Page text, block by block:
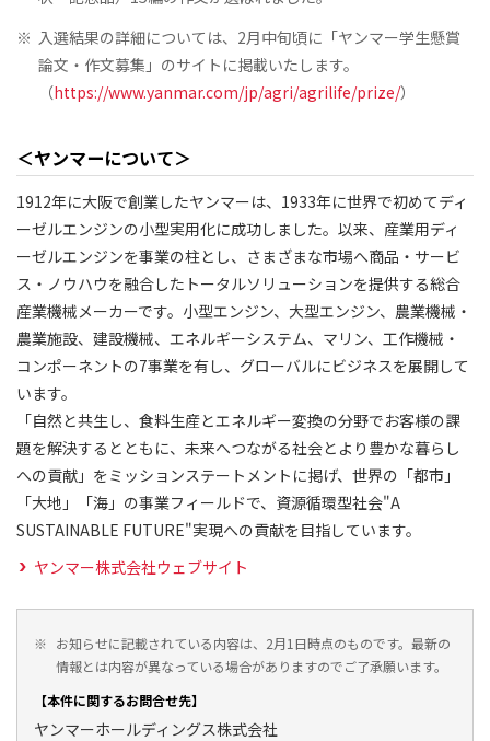
※ 入選結果の詳細については、2月中旬頃に「ヤンマー学生懸賞
論文・作文募集」のサイトに掲載いたします。
（https://www.yanmar.com/jp/agri/agrilife/prize/）
＜ヤンマーについて＞
1912年に大阪で創業したヤンマーは、1933年に世界で初めてディ
ーゼルエンジンの小型実用化に成功しました。以来、産業用ディ
ーゼルエンジンを事業の柱とし、さまざまな市場へ商品・サービ
ス・ノウハウを融合したトータルソリューションを提供する総合
産業機械メーカーです。小型エンジン、大型エンジン、農業機械・
農業施設、建設機械、エネルギーシステム、マリン、工作機械・
コンポーネントの7事業を有し、グローバルにビジネスを展開して
います。
「自然と共生し、食料生産とエネルギー変換の分野でお客様の課
題を解決するとともに、未来へつながる社会とより豊かな暮らし
への貢献」をミッションステートメントに掲げ、世界の「都市」
「大地」「海」の事業フィールドで、資源循環型社会"A
SUSTAINABLE FUTURE"実現への貢献を目指しています。
ヤンマー株式会社ウェブサイト
※ お知らせに記載されている内容は、2月1日時点のものです。最新の
情報とは内容が異なっている場合がありますのでご了承願います。
【本件に関するお問合せ先】
ヤンマーホールディングス株式会社